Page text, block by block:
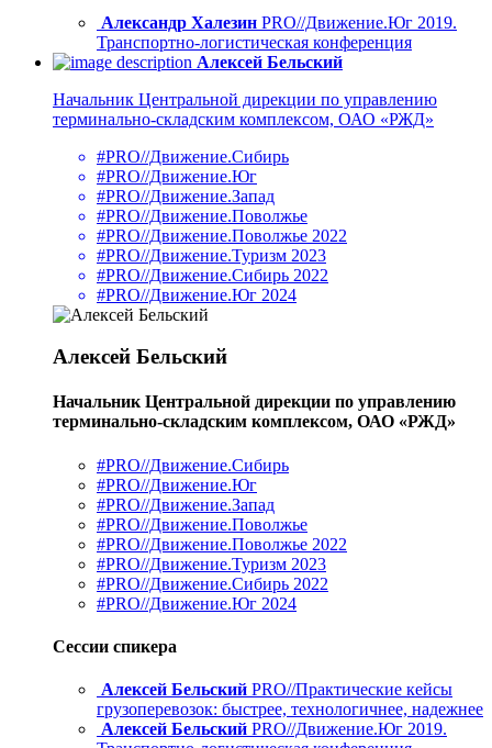
Александр Халезин PRO//Движение.Юг 2019.
Транспортно-логистическая конференция
Алексей Бельский
Начальник Центральной дирекции по управлению
терминально-складским комплексом, ОАО «РЖД»
#PRO//Движение.Сибирь
#PRO//Движение.Юг
#PRO//Движение.Запад
#PRO//Движение.Поволжье
#PRO//Движение.Поволжье 2022
#PRO//Движение.Туризм 2023
#PRO//Движение.Сибирь 2022
#PRO//Движение.Юг 2024
Алексей Бельский
Начальник Центральной дирекции по управлению
терминально-складским комплексом, ОАО «РЖД»
#PRO//Движение.Сибирь
#PRO//Движение.Юг
#PRO//Движение.Запад
#PRO//Движение.Поволжье
#PRO//Движение.Поволжье 2022
#PRO//Движение.Туризм 2023
#PRO//Движение.Сибирь 2022
#PRO//Движение.Юг 2024
Сессии спикера
Алексей Бельский PRO//Практические кейсы
грузоперевозок: быстрее, технологичнее, надежнее
Алексей Бельский PRO//Движение.Юг 2019.